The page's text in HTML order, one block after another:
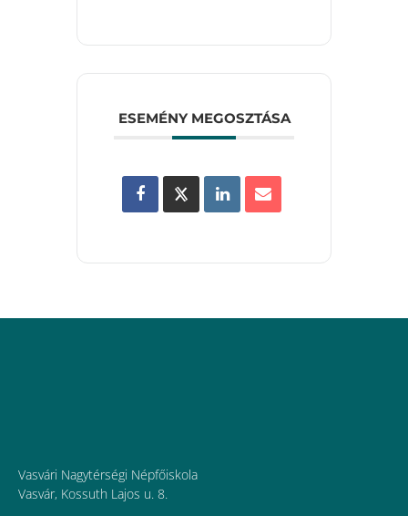
ESEMÉNY MEGOSZTÁSA
Vasvári Nagytérségi Népfőiskola
Vasvár, Kossuth Lajos u. 8.